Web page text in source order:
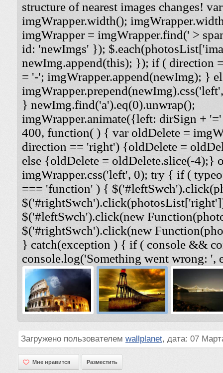
structure of nearest images changes!
imgWrapper.width();
imgWrapper = imgWrapper.find(' >
id: 'newImgs' });
newImg.append(this); }); if ( direction
= '-'; imgWrapper.append(newImg); }
} newImg.find('a').eq(0).unwrap();
imgWrapper.animate({left: dirSign +
400, function( ) { var oldDelete =
direction == 'right') {oldDelete =
else {oldDelete = oldDelete.slice(-4);}
imgWrapper.css('left', 0); try { if (
=== 'function' ) {
$('#leftSwch').click(new
$('#rightSwch').click(new
} catch(exception ) { if ( console &&
console.log('Something went wrong:
Загружено пользователем wallplanet, дата: 07
Мне нравится
Мне нравится Разместить